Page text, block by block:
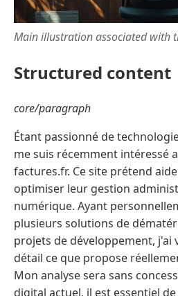
Main illustration associated with
Structured content
core/paragraph
Étant passionné de
me suis récemment intéressé
factures.fr. Ce site prétend
optimiser leur gestion
numérique. Ayant
plusieurs solutions de
projets de développement, j'ai
détail ce que propose
Mon analyse sera sans
digital actuel, il est essentiel